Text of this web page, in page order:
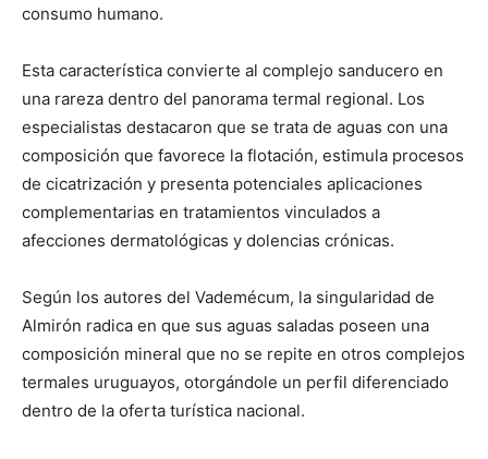
consumo humano.
Esta característica convierte al complejo sanducero en
una rareza dentro del panorama termal regional. Los
especialistas destacaron que se trata de aguas con una
composición que favorece la flotación, estimula procesos
de cicatrización y presenta potenciales aplicaciones
complementarias en tratamientos vinculados a
afecciones dermatológicas y dolencias crónicas.
Según los autores del Vademécum, la singularidad de
Almirón radica en que sus aguas saladas poseen una
composición mineral que no se repite en otros complejos
termales uruguayos, otorgándole un perfil diferenciado
dentro de la oferta turística nacional.